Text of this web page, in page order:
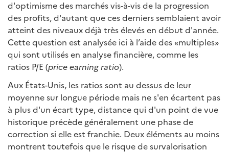
d'optimisme des marchés vis-à-vis de la progression
des profits, d'autant que ces derniers semblaient avoir
atteint des niveaux déjà très élevés en début d'année.
Cette question est analysée ici à l’aide des «multiples»
qui sont utilisés en analyse financière, comme les
ratios P/E (price earning ratio).
Aux États-Unis, les ratios sont au dessus de leur
moyenne sur longue période mais ne s'en écartent pas
à plus d'un écart type, distance qui d'un point de vue
historique précède généralement une phase de
correction si elle est franchie. Deux éléments au moins
montrent toutefois que le risque de survalorisation